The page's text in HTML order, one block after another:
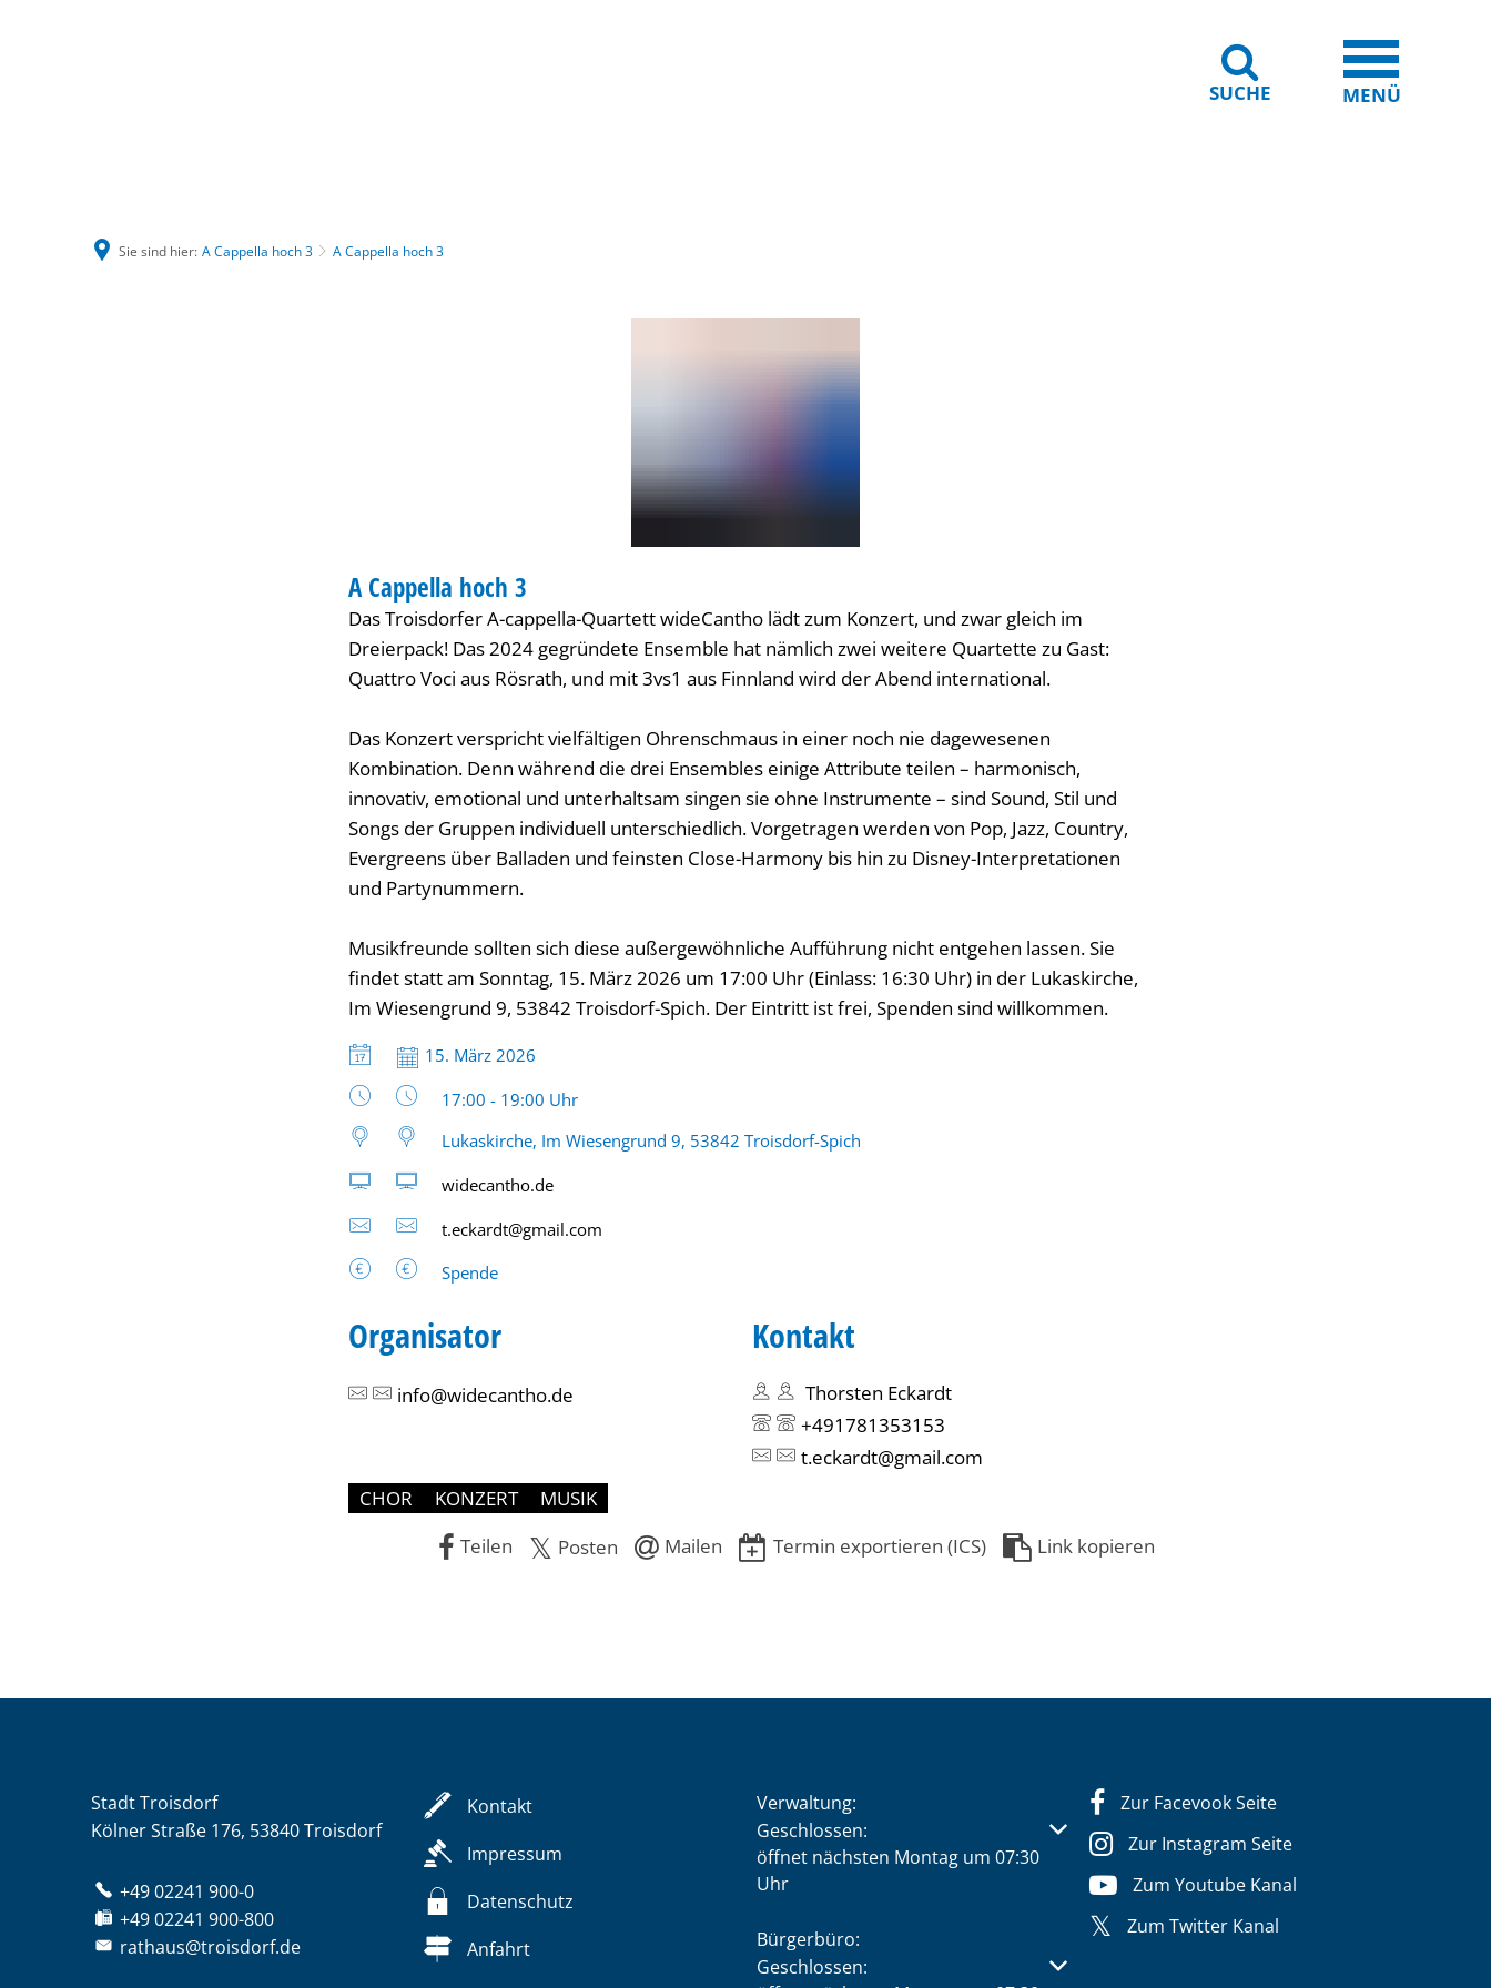
SUCHE MENÜ
Sie sind hier: A Cappella hoch 3 A Cappella hoch 3
KATEGORIE: KONZERT
A Cappella hoch 3
Das Troisdorfer A-cappella-Quartett wideCantho lädt zum Konzert, und zwar gleich im
Dreierpack! Das 2024 gegründete Ensemble hat nämlich zwei weitere Quartette zu Gast:
Quattro Voci aus Rösrath, und mit 3vs1 aus Finnland wird der Abend international.
Das Konzert verspricht vielfältigen Ohrenschmaus in einer noch nie dagewesenen
Kombination. Denn während die drei Ensembles einige Attribute teilen – harmonisch,
innovativ, emotional und unterhaltsam singen sie ohne Instrumente – sind Sound, Stil und
Songs der Gruppen individuell unterschiedlich. Vorgetragen werden von Pop, Jazz, Country,
Evergreens über Balladen und feinsten Close-Harmony bis hin zu Disney-Interpretationen
und Partynummern.
Musikfreunde sollten sich diese außergewöhnliche Aufführung nicht entgehen lassen. Sie
findet statt am Sonntag, 15. März 2026 um 17:00 Uhr (Einlass: 16:30 Uhr) in der Lukaskirche,
Im Wiesengrund 9, 53842 Troisdorf-Spich. Der Eintritt ist frei, Spenden sind willkommen.
Datum:
15. März 2026
Uhrzeit:
17:00 - 19:00 Uhr
Lukaskirche, Im Wiesengrund 9, 53842 Troisdorf-Spich
widecantho.de
t.eckardt@gmail.com
Spende
Organisator
info@widecantho.de
Kontakt
Thorsten Eckardt
+491781353153
t.eckardt@gmail.com
CHOR
KONZERT
MUSIK
Teilen
Posten Mailen Termin exportieren (ICS) Link kopieren
Stadt Troisdorf
Kölner Straße 176, 53840 Troisdorf
+49 02241 900-0
+49 02241 900-800
rathaus@troisdorf.de
Kontakt
Impressum
Datenschutz
Anfahrt
Verwaltung:
Klicken, um weitere Öffnungs- oder Schließzeiten auszublenden
Geschlossen:
öffnet nächsten Montag um 07:30
Uhr
Bürgerbüro:
Klicken, um weitere Öffnungs- oder Schließzeiten auszublenden
Geschlossen:
Zur Facevook Seite
Zur Instagram Seite
Zum Youtube Kanal
Zum Twitter Kanal